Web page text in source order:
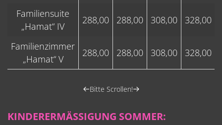
Familiensuite
„Hamat“ IV
288,00 288,00 308,00 328,00
Familienzimmer
„Hamat“ V
288,00 288,00 308,00 328,00
Bitte Scrollen!
KINDERERMÄSSIGUNG SOMMER: